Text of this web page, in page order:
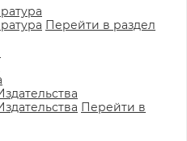
Перейти в раздел
Перейти в